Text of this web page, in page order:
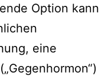
Option kann
eine